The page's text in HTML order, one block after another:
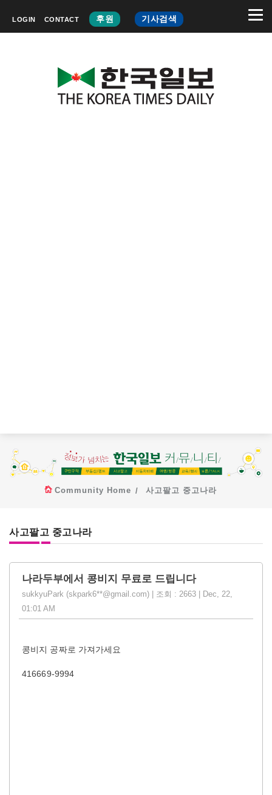
LOGIN CONTACT 후원 기사검색
Community Home 사고팔고 중고나라
사고팔고 중고나라
나라두부에서 콩비지 무료로 드립니다
sukkyuPark (skpark6**@gmail.com) | 조회 : 2663 | Dec, 22,
01:01 AM
콩비지 공짜로 가져가세요
416669-9994